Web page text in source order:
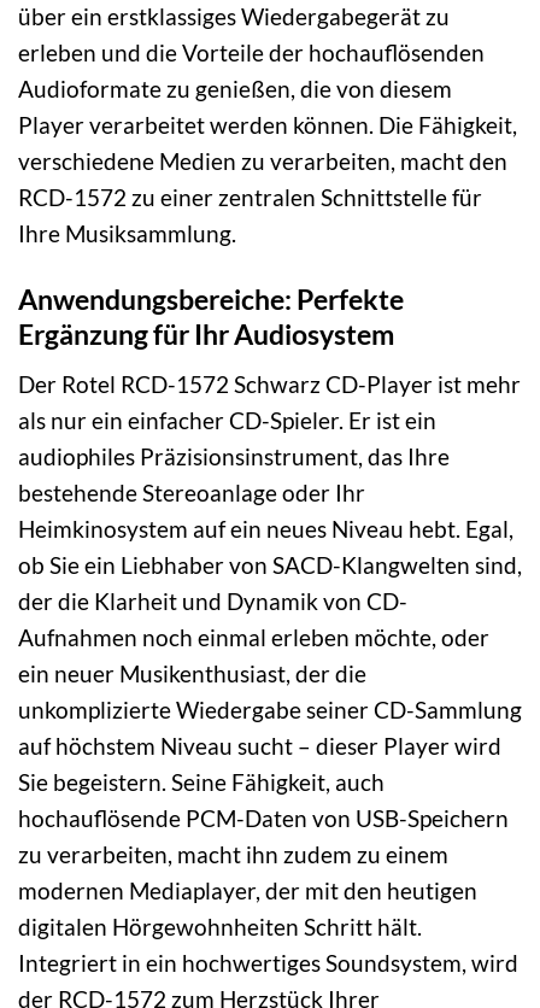
über ein erstklassiges Wiedergabegerät zu
erleben und die Vorteile der hochauflösenden
Audioformate zu genießen, die von diesem
Player verarbeitet werden können. Die Fähigkeit,
verschiedene Medien zu verarbeiten, macht den
RCD-1572 zu einer zentralen Schnittstelle für
Ihre Musiksammlung.
Anwendungsbereiche: Perfekte
Ergänzung für Ihr Audiosystem
Der Rotel RCD-1572 Schwarz CD-Player ist mehr
als nur ein einfacher CD-Spieler. Er ist ein
audiophiles Präzisionsinstrument, das Ihre
bestehende Stereoanlage oder Ihr
Heimkinosystem auf ein neues Niveau hebt. Egal,
ob Sie ein Liebhaber von SACD-Klangwelten sind,
der die Klarheit und Dynamik von CD-
Aufnahmen noch einmal erleben möchte, oder
ein neuer Musikenthusiast, der die
unkomplizierte Wiedergabe seiner CD-Sammlung
auf höchstem Niveau sucht – dieser Player wird
Sie begeistern. Seine Fähigkeit, auch
hochauflösende PCM-Daten von USB-Speichern
zu verarbeiten, macht ihn zudem zu einem
modernen Mediaplayer, der mit den heutigen
digitalen Hörgewohnheiten Schritt hält.
Integriert in ein hochwertiges Soundsystem, wird
der RCD-1572 zum Herzstück Ihrer